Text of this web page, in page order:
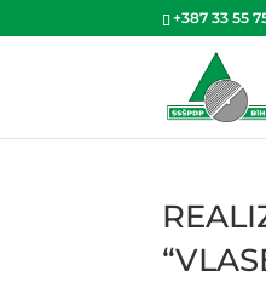
+387 33 55